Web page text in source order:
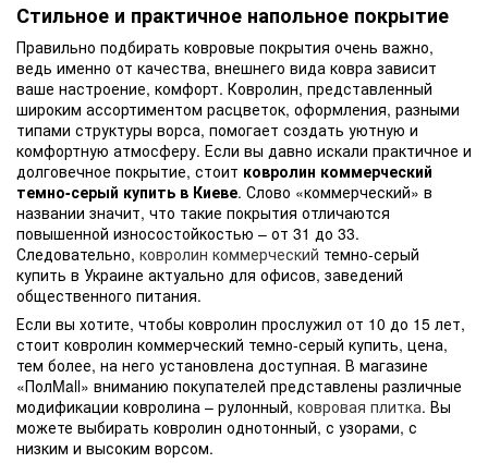
Стильное и практичное напольное покрытие
Правильно подбирать ковровые покрытия очень важно,
ведь именно от качества, внешнего вида ковра зависит
ваше настроение, комфорт. Ковролин, представленный
широким ассортиментом расцветок, оформления, разными
типами структуры ворса, помогает создать уютную и
комфортную атмосферу. Если вы давно искали практичное и
долговечное покрытие, стоит ковролин коммерческий
темно-серый купить в Киеве. Слово «коммерческий» в
названии значит, что такие покрытия отличаются
повышенной износостойкостью – от 31 до 33.
Следовательно, ковролин коммерческий темно-серый
купить в Украине актуально для офисов, заведений
общественного питания.
Если вы хотите, чтобы ковролин прослужил от 10 до 15 лет,
стоит ковролин коммерческий темно-серый купить, цена,
тем более, на него установлена доступная. В магазине
«ПолMall» вниманию покупателей представлены различные
модификации ковролина – рулонный, ковровая плитка. Вы
можете выбирать ковролин однотонный, с узорами, с
низким и высоким ворсом.